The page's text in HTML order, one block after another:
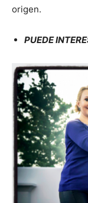
origen.
PUEDE